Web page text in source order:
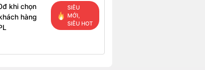
khi chọn
hàng
SIÊU
MỚI,
SIÊU HOT